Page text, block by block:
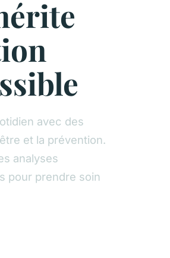
avec des
et la prévention.
analyses
pour prendre soin